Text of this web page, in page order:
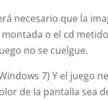
necesario que la
o el cd
no se cuelgue.
7) Y el juego
de la pantalla sea